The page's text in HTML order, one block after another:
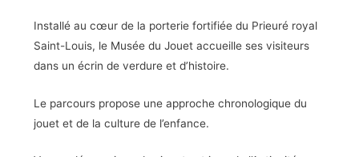
Installé au cœur de la porterie fortifiée du Prieuré royal
Saint-Louis, le Musée du Jouet accueille ses visiteurs
dans un écrin de verdure et d’histoire.
Le parcours propose une approche chronologique du
jouet et de la culture de l’enfance.